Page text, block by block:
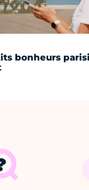
bonheurs